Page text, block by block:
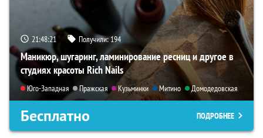
21:48:19 Получили:194
Маникюр, шугаринг, ламинирование ресниц и другое в
студиях красоты Rich Nails
Юго-Западная Пражская Кузьминки Митино Домодедовская
Бесплатно ПОДРОБНЕЕ